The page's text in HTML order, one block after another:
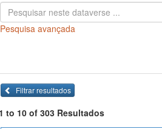
Pesquisa avançada
Filtrar resultados
to 10 of 303 Resultados